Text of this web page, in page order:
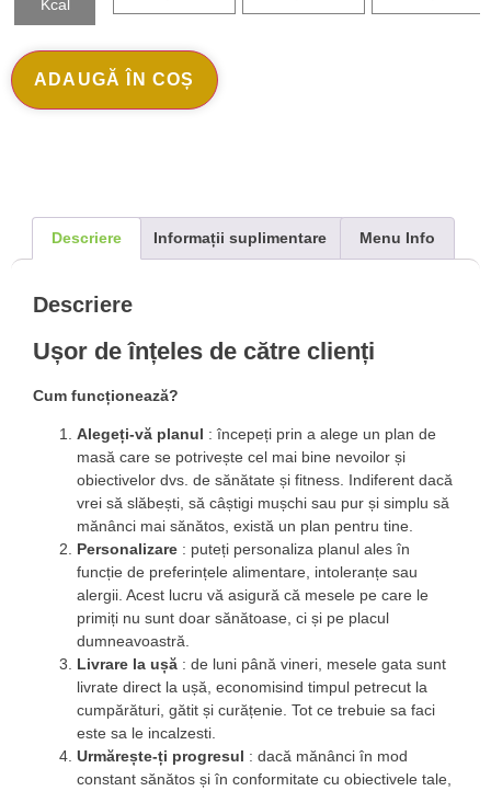
Kcal
ADAUGĂ ÎN COȘ
Descriere Informații suplimentare Menu Info
Descriere
Ușor de înțeles de către clienți
Cum funcționează?
Alegeți-vă planul : începeți prin a alege un plan de
masă care se potrivește cel mai bine nevoilor și
obiectivelor dvs. de sănătate și fitness. Indiferent dacă
vrei să slăbești, să câștigi mușchi sau pur și simplu să
mănânci mai sănătos, există un plan pentru tine.
Personalizare : puteți personaliza planul ales în
funcție de preferințele alimentare, intoleranțe sau
alergii. Acest lucru vă asigură că mesele pe care le
primiți nu sunt doar sănătoase, ci și pe placul
dumneavoastră.
Livrare la ușă : de luni până vineri, mesele gata sunt
livrate direct la ușă, economisind timpul petrecut la
cumpărături, gătit și curățenie. Tot ce trebuie sa faci
este sa le incalzesti.
Urmărește-ți progresul : dacă mănânci în mod
constant sănătos și în conformitate cu obiectivele tale,